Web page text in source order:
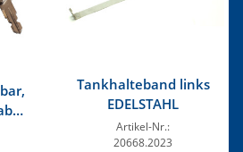
Tankhalteband links
EDELSTAHL
Artikel-Nr.:
20668.2023